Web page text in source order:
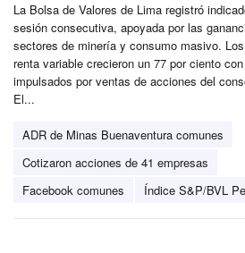
La Bolsa de Valores de Lima registró
sesión consecutiva, apoyada por las
sectores de minería y consumo masivo.
renta variable crecieron un 77 por ciento
impulsados por ventas de acciones del
El...
ADR de Minas Buenaventura comunes
Cotizaron acciones de 41 empresas
Facebook comunes
Índice S&P/BVL